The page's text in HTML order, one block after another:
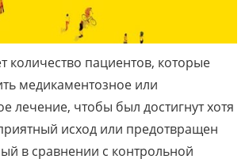
количество пациентов, которые
медикаментозное или
лечение, чтобы был достигнут хотя
исход или предотвращен
в сравнении с контрольной